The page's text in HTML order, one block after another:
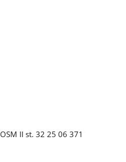
II st. 32 25 06 371